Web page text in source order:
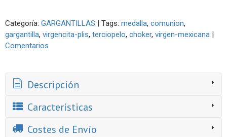
Categoría: GARGANTILLAS | Tags: medalla comunion
gargantilla virgencita-plis terciopelo choker virgen-mexicana |
Comentarios
Descripción
Características
Costes de Envío